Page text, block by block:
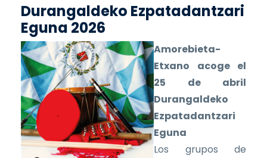
Durangaldeko Ezpatadantzari
Eguna 2026
Amorebieta-
Etxano acoge el
25 de abril
Durangaldeko
Ezpatadantzari
Eguna
Los grupos de